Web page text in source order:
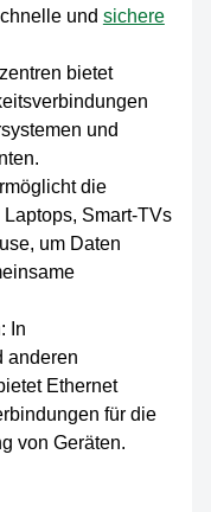
und sichere
bietet
und
die
Smart-TVs
um Daten
: In
anderen
Ethernet
für die
von Geräten.